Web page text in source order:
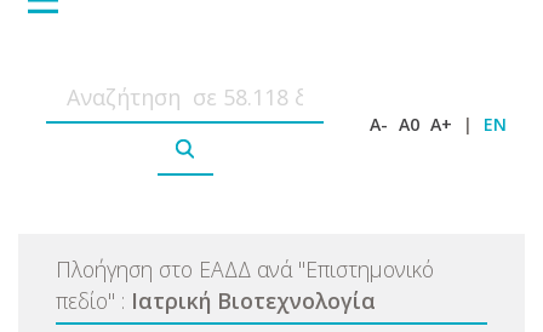
A- A0 A+ | EN
Πλοήγηση στο ΕΑΔΔ ανά "Επιστημονικό
πεδίο" : Ιατρική Βιοτεχνολογία